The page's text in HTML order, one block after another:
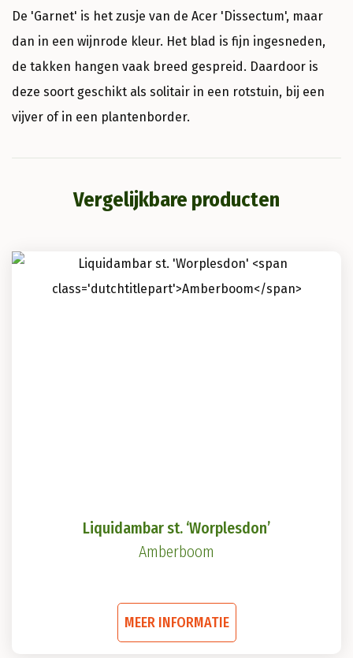
De 'Garnet' is het zusje van de Acer 'Dissectum', maar
dan in een wijnrode kleur. Het blad is fijn ingesneden,
de takken hangen vaak breed gespreid. Daardoor is
deze soort geschikt als solitair in een rotstuin, bij een
vijver of in een plantenborder.
Vergelijkbare producten
Liquidambar st. ‘Worplesdon’
Amberboom
MEER INFORMATIE
product